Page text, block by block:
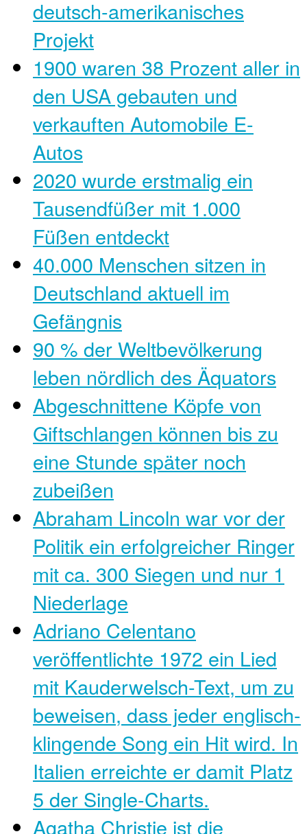
deutsch-amerikanisches
Projekt
1900 waren 38 Prozent aller in
den USA gebauten und
verkauften Automobile E-
Autos
2020 wurde erstmalig ein
Tausendfüßer mit 1.000
Füßen entdeckt
40.000 Menschen sitzen in
Deutschland aktuell im
Gefängnis
90 % der Weltbevölkerung
leben nördlich des Äquators
Abgeschnittene Köpfe von
Giftschlangen können bis zu
eine Stunde später noch
zubeißen
Abraham Lincoln war vor der
Politik ein erfolgreicher Ringer
mit ca. 300 Siegen und nur 1
Niederlage
Adriano Celentano
veröffentlichte 1972 ein Lied
mit Kauderwelsch-Text, um zu
beweisen, dass jeder englisch-
klingende Song ein Hit wird. In
Italien erreichte er damit Platz
5 der Single-Charts.
Agatha Christie ist die